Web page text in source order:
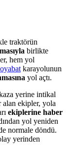
traktörün
birlikte
hem yol
karayolunun
yol açtı.
yerine intikal
alan ekipler, yola
ekiplerine haber
yol yeniden
normale döndü.
yerinden